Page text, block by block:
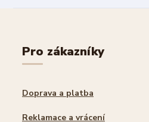
Pro zákazníky
Doprava a platba
Reklamace a vrácení